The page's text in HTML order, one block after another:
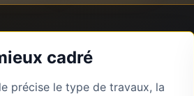
cadré
précise le type de travaux, la